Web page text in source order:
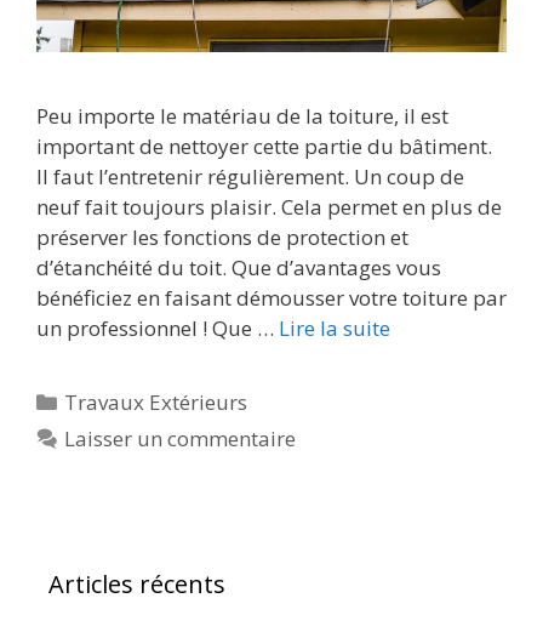
Peu importe le matériau de la toiture, il est
important de nettoyer cette partie du bâtiment.
Il faut l’entretenir régulièrement. Un coup de
neuf fait toujours plaisir. Cela permet en plus de
préserver les fonctions de protection et
d’étanchéité du toit. Que d’avantages vous
bénéficiez en faisant démousser votre toiture par
un professionnel ! Que … Lire la suite
Travaux Extérieurs
Laisser un commentaire
Articles récents